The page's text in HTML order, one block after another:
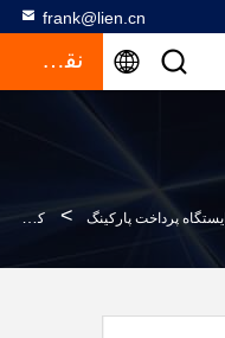
frank@lien.cn
نقل قول
ایستگاه پرداخت پارکینگ > کیوسک پرداخت پارکینگ در فضای باز IP67 با گیرنده پول نقد و کارت خوان اعتباری